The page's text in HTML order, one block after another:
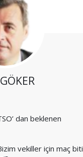
dan beklenen
vekiller için maç biti